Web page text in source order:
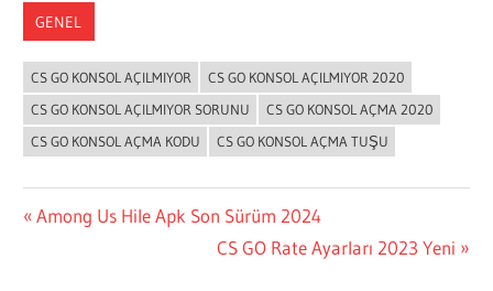
GENEL
CS GO KONSOL AÇILMIYOR
CS GO KONSOL AÇILMIYOR 2020
CS GO KONSOL AÇILMIYOR SORUNU
CS GO KONSOL AÇMA 2020
CS GO KONSOL AÇMA KODU
CS GO KONSOL AÇMA TUŞU
Yazı
Previous
Among Us Hile Apk Son Sürüm 2024
Next
CS GO Rate Ayarları 2023 Yeni